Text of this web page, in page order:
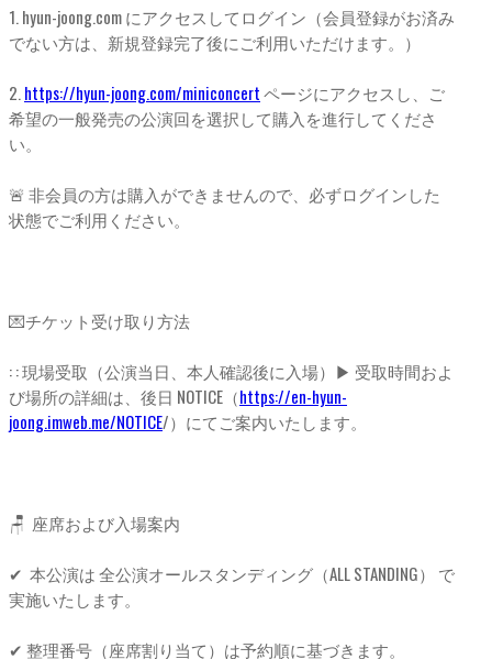
1. hyun-joong.com にアクセスしてログイン（会員登録がお済み
でない方は、新規登録完了後にご利用いただけます。）
2. https://hyun-joong.com/miniconcertページにアクセスし、ご
希望の一般発売の公演回を選択して購入を進行してくださ
い。
🚨 非会員の方は購入ができませんので、必ずログインした
状態でご利用ください。
💌チケット受け取り方法
: : 現場受取（公演当日、本人確認後に入場）▶ 受取時間およ
び場所の詳細は、後日 NOTICE（https://en-hyun-
joong.imweb.me/NOTICE/）にてご案内いたします。
🪑 座席および入場案内
✔ 本公演は 全公演オールスタンディング（ALL STANDING） で
実施いたします。
✔ 整理番号（座席割り当て）は予約順に基づきます。